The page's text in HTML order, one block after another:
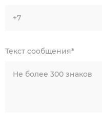
+7
Текст сообщения*
Не более 300 знаков